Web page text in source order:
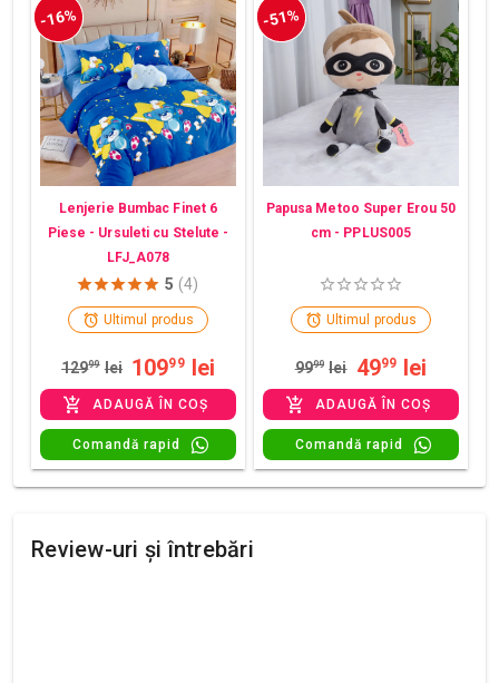
-16%
Lenjerie Bumbac Finet 6
Piese - Ursuleti cu Stelute -
LFJ_A078
5 (4)
Ultimul produs
12999 lei 10999 lei
ADAUGĂ ÎN COȘ
Comandă rapid
-51%
Papusa Metoo Super Erou 50
cm - PPLUS005
Ultimul produs
9999 lei 4999 lei
ADAUGĂ ÎN COȘ
Comandă rapid
Review-uri și întrebări